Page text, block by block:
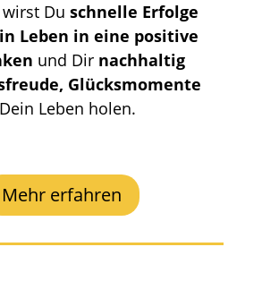
Du schnelle Erfolge
Leben in eine positive
und Dir nachhaltig
Glücksmomente
Leben holen.
Mehr erfahren